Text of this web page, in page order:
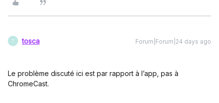
T tosca Forum|Forum|24 days ago
Le problème discuté ici est par rapport à l’app, pas à
ChromeCast.